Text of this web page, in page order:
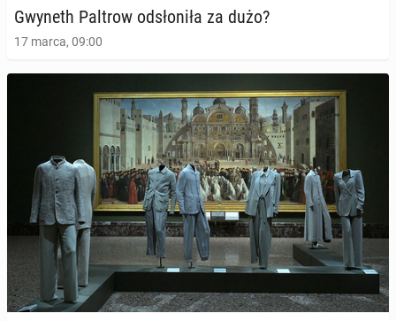
Gwyneth Paltrow od­sło­ni­ła za dużo?
17 marca, 09:00